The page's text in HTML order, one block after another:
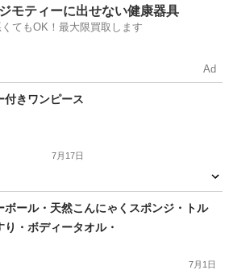
ジモティーに出せない健康器具
てもOK！最大限買取します
Ad
付きワンピース
7月17日
ス ネイビー
ボール・天然こんにゃくスポンジ・トル
り・ボディータオル・
7月1日